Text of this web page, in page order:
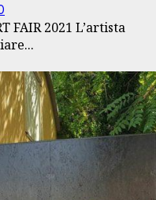
FAIR 2021 L’artista